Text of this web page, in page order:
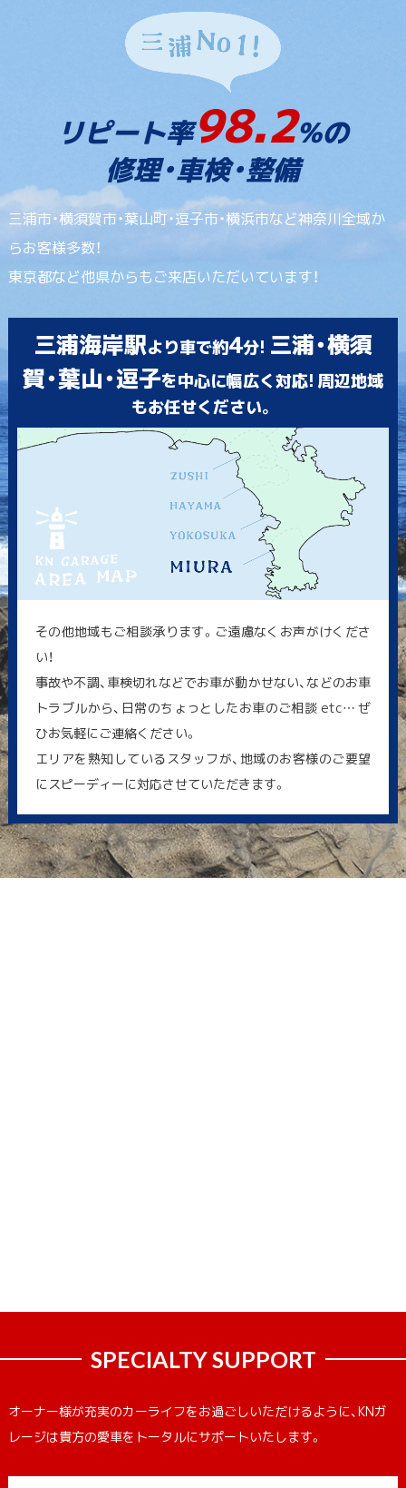
リピート率98.2%の
修理・車検・整備
三浦市・横須賀市・葉山町・逗子市・横浜市など神奈川全域か
らお客様多数！
東京都など他県からもご来店いただいています！
三浦海岸駅より車で約4分! 三浦・横須
賀・葉山・逗子を中心に幅広く対応! 周辺地域
もお任せください。
その他地域もご相談承ります。ご遠慮なくお声がけくださ
い！
事故や不調、車検切れなどでお車が動かせない、などのお車
トラブルから、日常のちょっとしたお車のご相談 etc… ぜ
ひお気軽にご連絡ください。
エリアを熟知しているスタッフが、地域のお客様のご要望
にスピーディーに対応させていただきます。
SPECIALTY SUPPORT
オーナー様が充実のカーライフをお過ごしいただけるように、KNガ
レージは貴方の愛車をトータルにサポートいたします。